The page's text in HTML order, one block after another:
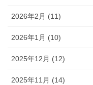
2026年2月 (11)
2026年1月 (10)
2025年12月 (12)
2025年11月 (14)